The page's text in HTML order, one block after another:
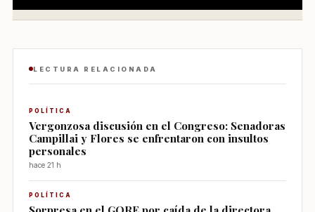
LECTURA RELACIONADA
POLÍTICA
Vergonzosa discusión en el Congreso: Senadoras
Campillai y Flores se enfrentaron con insultos
personales
hace 21 h
POLÍTICA